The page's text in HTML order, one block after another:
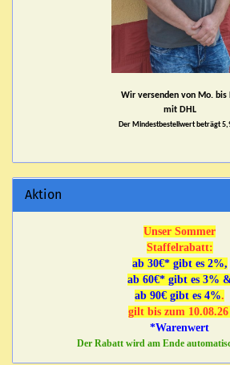
Wir versenden von Mo. bis
mit DHL
Der Mindestbestellwert beträgt
Aktion
Unser Sommer
Staffelrabatt:
ab 30€* gibt es 2%,
ab 60€* gibt es 3%
ab 90€ gibt es 4%.
gilt bis zum 10.08.26
*Warenwert
Der Rabatt wird am Ende